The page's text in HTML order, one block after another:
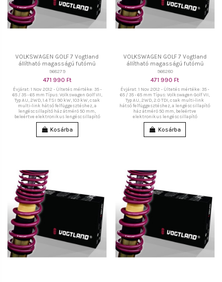
VOLKSWAGEN GOLF 7 Vogtland
állítható magasságú futómű
968279
471 990 Ft
Évjárat: 1 Nov 2012 - Ültetés mértéke: 35 -
65 / 35 - 65 mm Típus: Volkswagen Golf VII,
Typ AU, 2WD, 1.4 TSI 90 kW, 103 kW, csak
multi-link hátsó felfüggesztéshez, a
lengéscsillapító ház átmérő 50 mm,
beleértve elektronikus lengéscsillapító
Kosárba
VOLKSWAGEN GOLF 7 Vogtland
állítható magasságú futómű
968280
471 990 Ft
Évjárat: 1 Nov 2012 - Ültetés mértéke: 35 -
65 / 35 - 65 mm Típus: Volkswagen Golf VII,
Typ AU, 2WD, 2.0 TDI, csak multi-link
hátsó felfüggesztéshez, a lengéscsillapító
ház átmérő 50 mm, beleértve
elektronikus lengéscsillapító
Kosárba